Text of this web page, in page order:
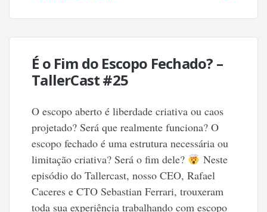
É o Fim do Escopo Fechado? –
TallerCast #25
O escopo aberto é liberdade criativa ou caos
projetado? Será que realmente funciona? O
escopo fechado é uma estrutura necessária ou
limitação criativa? Será o fim dele?
Neste
episódio do Tallercast, nosso CEO, Rafael
Caceres e CTO Sebastian Ferrari, trouxeram
toda sua experiência trabalhando com escopo